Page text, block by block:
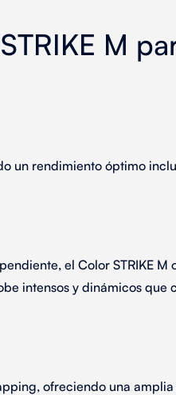
M
un rendimiento óptimo
el Color STRIKE M
intensos y dinámicos que
ofreciendo una